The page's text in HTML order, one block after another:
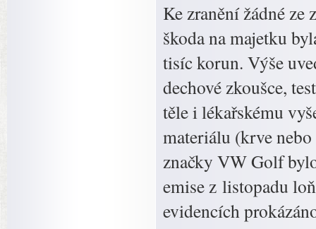
Ke zranění žádné ze
škoda na majetku
tisíc korun. Výše
dechové zkoušce,
těle i lékařskému
materiálu (krve
značky VW Golf
emise z listopadu
evidencích